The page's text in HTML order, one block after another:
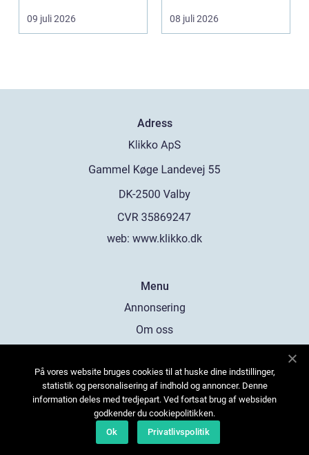
09 juli 2026 08 juli 2026
Adress
web: www.klikko.dk
Menu
Annonsering
Om oss
Kontakta oss
Sitemap
På vores website bruges cookies til at huske dine indstillinger,
statistik og personalisering af indhold og annoncer. Denne
information deles med tredjepart. Ved fortsat brug af websiden
godkender du cookiepolitikken.
Ok
Privatlivspolitik